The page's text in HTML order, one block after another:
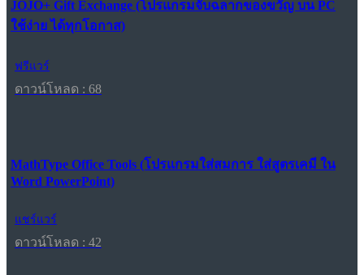
JOJO+ Gift Exchange (โปรแกรมจับฉลากของขวัญ บน PC
ใช้ง่าย ได้ทุกโอกาส)
ฟรีแวร์
ดาวน์โหลด : 68
MathType Office Tools (โปรแกรมใส่สมการ ใส่สูตรเคมี ใน
Word PowerPoint)
แชร์แวร์
ดาวน์โหลด : 42